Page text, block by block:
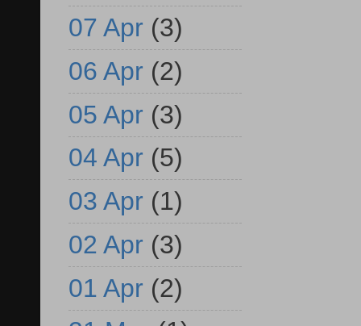
07 Apr (3)
06 Apr (2)
05 Apr (3)
04 Apr (5)
03 Apr (1)
02 Apr (3)
01 Apr (2)